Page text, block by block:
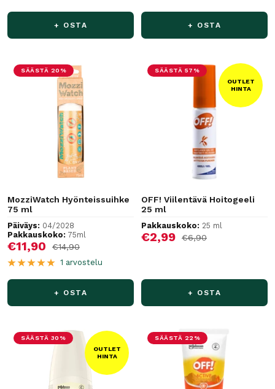
+ OSTA + OSTA
SÄÄSTÄ 20%
MozziWatch Hyönteissuihke
75 ml
Päiväys: 04/2028
Pakkauskoko: 75ml
Alennushinta
€11,90 Normaalihinta
€14,90
1 arvostelu
+ OSTA
OUTLET
HINTA
SÄÄSTÄ 57%
OFF! Viilentävä Hoitogeeli
25 ml
Pakkauskoko: 25 ml
Alennushinta
€2,99 Normaalihinta
€6,90
+ OSTA
OUTLET
HINTA
SÄÄSTÄ 30% SÄÄSTÄ 22%